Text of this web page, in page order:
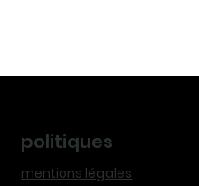
politiques
mentions légales